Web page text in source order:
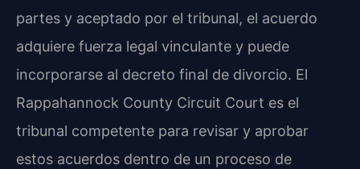
partes y aceptado por el tribunal, el acuerdo
adquiere fuerza legal vinculante y puede
incorporarse al decreto final de divorcio. El
Rappahannock County Circuit Court es el
tribunal competente para revisar y aprobar
estos acuerdos dentro de un proceso de